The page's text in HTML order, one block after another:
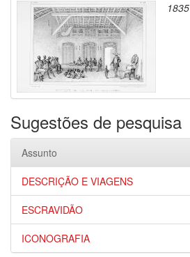
1835
Sugestões de pesquisa
Assunto
DESCRIÇÃO E VIAGENS
ESCRAVIDÃO
ICONOGRAFIA